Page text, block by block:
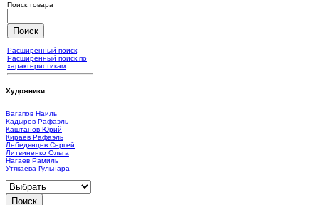
Поиск товара
Расширенный поиск
Расширенный поиск по
характеристикам
Художники
Вагапов Наиль
Кадыров Рафаэль
Каштанов Юрий
Кираев Рафаэль
Лебедянцев Сергей
Литвиненко Ольга
Нагаев Рамиль
Утякаева Гульнара